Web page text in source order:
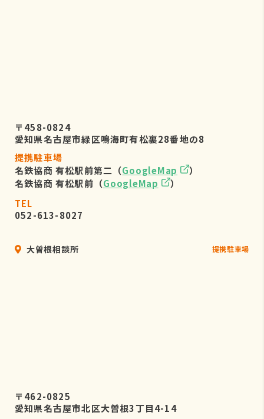
〒458-0824
愛知県名古屋市緑区鳴海町有松裏28番地の8
提携駐車場
名鉄協商 有松駅前第二（GoogleMap
）
名鉄協商 有松駅前（GoogleMap
）
TEL
052-613-8027
大曽根相談所 提携駐車場
〒462-0825
愛知県名古屋市北区大曽根3丁目4-14